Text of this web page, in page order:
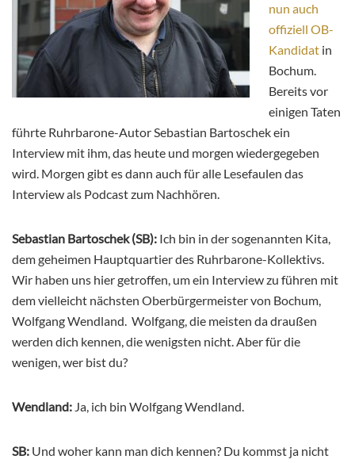
nun auch
offiziell OB-
Kandidat in
Bochum.
Bereits vor
einigen Taten
führte Ruhrbarone-Autor Sebastian Bartoschek ein
Interview mit ihm, das heute und morgen wiedergegeben
wird. Morgen gibt es dann auch für alle Lesefaulen das
Interview als Podcast zum Nachhören.
Sebastian Bartoschek (SB): Ich bin in der sogenannten Kita,
dem geheimen Hauptquartier des Ruhrbarone-Kollektivs.
Wir haben uns hier getroffen, um ein Interview zu führen mit
dem vielleicht nächsten Oberbürgermeister von Bochum,
Wolfgang Wendland. Wolfgang, die meisten da draußen
werden dich kennen, die wenigsten nicht. Aber für die
wenigen, wer bist du?
Wendland: Ja, ich bin Wolfgang Wendland.
SB: Und woher kann man dich kennen? Du kommst ja nicht